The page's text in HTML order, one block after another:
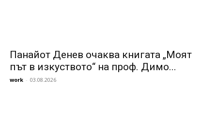
Панайот Денев очаква книгата „Моят
път в изкуството“ на проф. Димо...
work - 03.08.2026